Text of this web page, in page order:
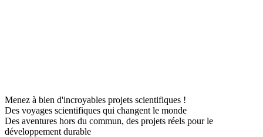
Menez à bien d'incroyables projets scientifiques !
Des voyages scientifiques qui changent le monde
Des aventures hors du commun, des projets réels pour le
développement durable